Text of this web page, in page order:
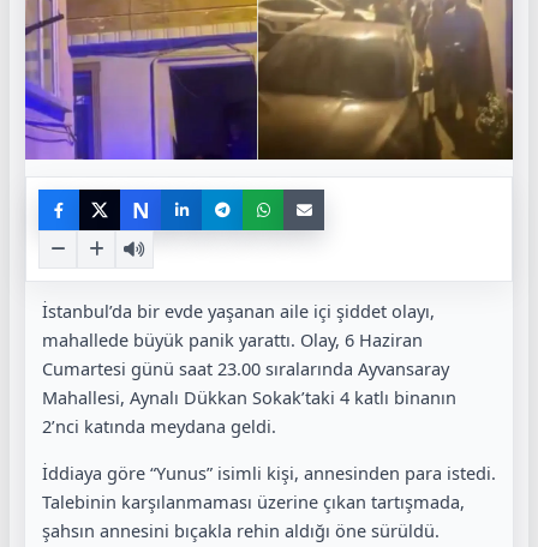
N
İstanbul’da bir evde yaşanan aile içi şiddet olayı,
mahallede büyük panik yarattı. Olay, 6 Haziran
Cumartesi günü saat 23.00 sıralarında Ayvansaray
Mahallesi, Aynalı Dükkan Sokak’taki 4 katlı binanın
2’nci katında meydana geldi.
İddiaya göre “Yunus” isimli kişi, annesinden para istedi.
Talebinin karşılanmaması üzerine çıkan tartışmada,
şahsın annesini bıçakla rehin aldığı öne sürüldü.